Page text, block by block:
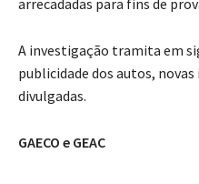
arrecadadas para fins de
A investigação tramita em
publicidade dos autos,
divulgadas.
GAECO e GEAC